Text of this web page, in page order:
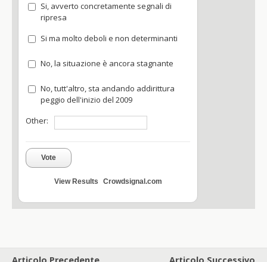
Si, avverto concretamente segnali di
ripresa
Si ma molto deboli e non determinanti
No, la situazione è ancora stagnante
No, tutt'altro, sta andando addirittura
peggio dell'inizio del 2009
Other:
Vote
View Results Crowdsignal.com